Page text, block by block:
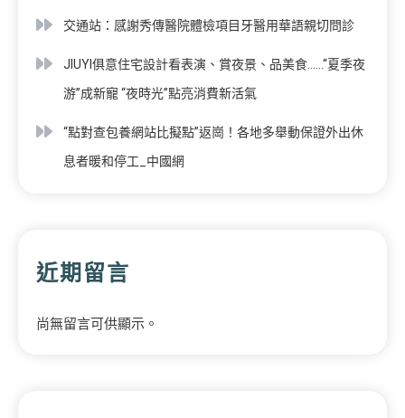
交通站：感謝秀傳醫院體檢項目牙醫用華語親切問診
JIUYI俱意住宅設計看表演、賞夜景、品美食……“夏季夜
游”成新寵 “夜時光”點亮消費新活氣
“點對查包養網站比擬點”返崗！各地多舉動保證外出休
息者暖和停工_中國網
近期留言
尚無留言可供顯示。